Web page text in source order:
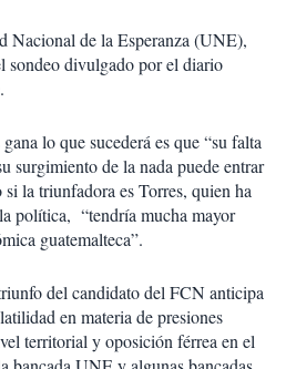
Nacional de la Esperanza (UNE),
sondeo divulgado por el diario
.
lo que sucederá es que “su falta
surgimiento de la nada puede entrar
la triunfadora es Torres, quien ha
política, “tendría mucha mayor
guatemalteca”.
del candidato del FCN anticipa
en materia de presiones
territorial y oposición férrea en el